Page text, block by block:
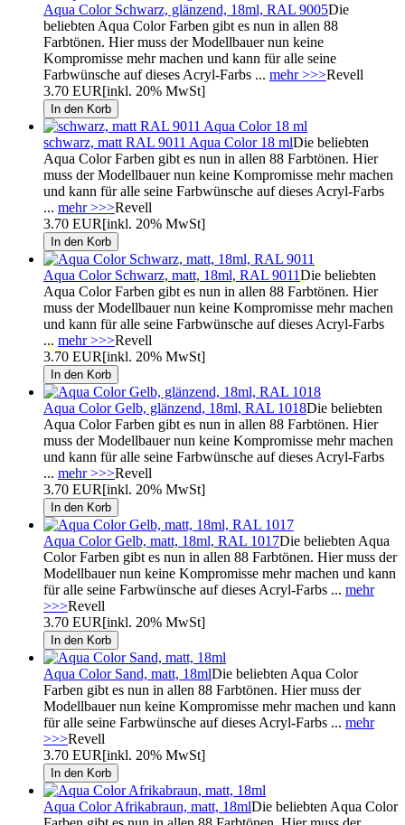
Aqua Color Schwarz, glänzend, 18ml, RAL 9005Die
beliebten Aqua Color Farben gibt es nun in allen 88
Farbtönen. Hier muss der Modellbauer nun keine
Kompromisse mehr machen und kann für alle seine
Farbwünsche auf dieses Acryl-Farbs ... mehr >>>Revell
3.70 EUR[inkl. 20% MwSt]
schwarz, matt RAL 9011 Aqua Color 18 mlDie beliebten
Aqua Color Farben gibt es nun in allen 88 Farbtönen. Hier
muss der Modellbauer nun keine Kompromisse mehr machen
und kann für alle seine Farbwünsche auf dieses Acryl-Farbs
... mehr >>>Revell
3.70 EUR[inkl. 20% MwSt]
Aqua Color Schwarz, matt, 18ml, RAL 9011Die beliebten
Aqua Color Farben gibt es nun in allen 88 Farbtönen. Hier
muss der Modellbauer nun keine Kompromisse mehr machen
und kann für alle seine Farbwünsche auf dieses Acryl-Farbs
... mehr >>>Revell
3.70 EUR[inkl. 20% MwSt]
Aqua Color Gelb, glänzend, 18ml, RAL 1018Die beliebten
Aqua Color Farben gibt es nun in allen 88 Farbtönen. Hier
muss der Modellbauer nun keine Kompromisse mehr machen
und kann für alle seine Farbwünsche auf dieses Acryl-Farbs
... mehr >>>Revell
3.70 EUR[inkl. 20% MwSt]
Aqua Color Gelb, matt, 18ml, RAL 1017Die beliebten Aqua
Color Farben gibt es nun in allen 88 Farbtönen. Hier muss der
Modellbauer nun keine Kompromisse mehr machen und kann
für alle seine Farbwünsche auf dieses Acryl-Farbs ... mehr
>>>Revell
3.70 EUR[inkl. 20% MwSt]
Aqua Color Sand, matt, 18mlDie beliebten Aqua Color
Farben gibt es nun in allen 88 Farbtönen. Hier muss der
Modellbauer nun keine Kompromisse mehr machen und kann
für alle seine Farbwünsche auf dieses Acryl-Farbs ... mehr
>>>Revell
3.70 EUR[inkl. 20% MwSt]
Aqua Color Afrikabraun, matt, 18mlDie beliebten Aqua Color